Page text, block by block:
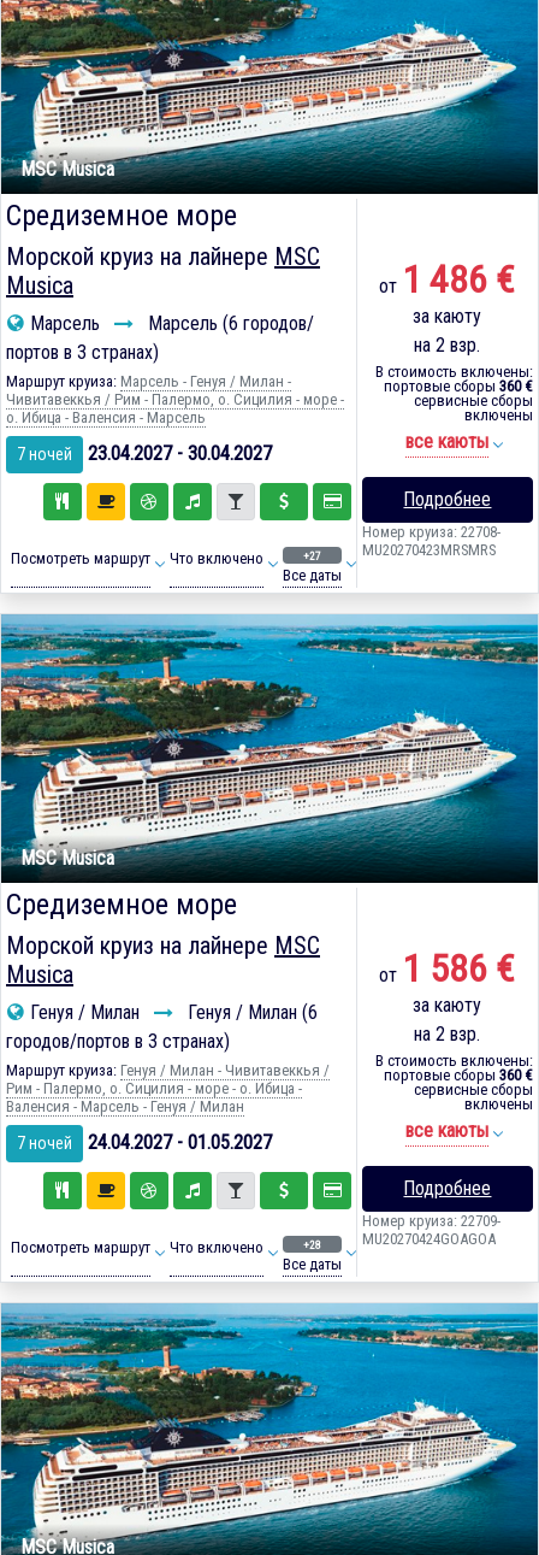
MSC Musica
Средиземное море
Морской круиз на лайнере MSC
Musica
Марсель
Марсель (6 городов/
портов в 3 странах)
Маршрут круиза: Марсель - Генуя / Милан -
Чивитавеккья / Рим - Палермо, о. Сицилия - море -
о. Ибица - Валенсия - Марсель
7 ночей 23.04.2027 - 30.04.2027
Посмотреть маршрут Что включено +27
Все даты
от 1 486 €
за каюту
на 2 взр.
В стоимость включены:
портовые сборы 360 €
сервисные сборы
включены
все каюты
Подробнее
Номер круиза: 22708-
MU20270423MRSMRS
MSC Musica
Средиземное море
Морской круиз на лайнере MSC
Musica
Генуя / Милан
Генуя / Милан (6
городов/портов в 3 странах)
Маршрут круиза: Генуя / Милан - Чивитавеккья /
Рим - Палермо, о. Сицилия - море - о. Ибица -
Валенсия - Марсель - Генуя / Милан
7 ночей 24.04.2027 - 01.05.2027
Посмотреть маршрут Что включено +28
Все даты
от 1 586 €
за каюту
на 2 взр.
В стоимость включены:
портовые сборы 360 €
сервисные сборы
включены
все каюты
Подробнее
Номер круиза: 22709-
MU20270424GOAGOA
MSC Musica